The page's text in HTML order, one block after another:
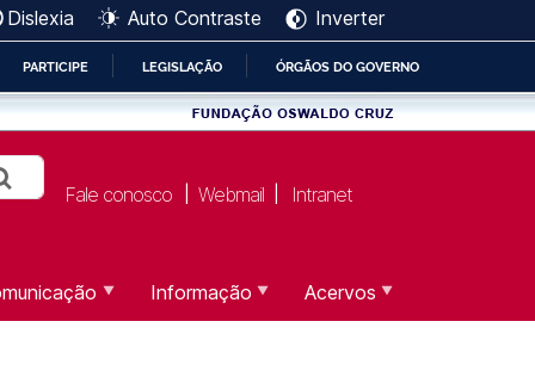
PARTICIPE LEGISLAÇÃO ÓRGÃOS DO GOVERNO
Dislexia Auto Contraste Inverter
Fale conosco
Webmail Intranet
Informação Acervos